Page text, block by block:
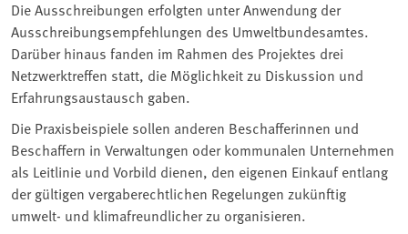
Die Ausschreibungen erfolgten unter Anwendung der
Ausschreibungsempfehlungen des Umweltbundesamtes.
Darüber hinaus fanden im Rahmen des Projektes drei
Netzwerktreffen statt, die Möglichkeit zu Diskussion und
Erfahrungsaustausch gaben.
Die Praxisbeispiele sollen anderen Beschafferinnen und
Beschaffern in Verwaltungen oder kommunalen Unternehmen
als Leitlinie und Vorbild dienen, den eigenen Einkauf entlang
der gültigen vergaberechtlichen Regelungen zukünftig
umwelt- und klimafreundlicher zu organisieren.